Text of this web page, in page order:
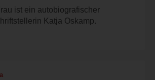
ist ein autobiografischer
Katja Oskamp.